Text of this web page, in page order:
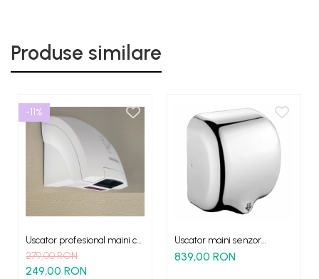
Produse similare
-11%
Uscator profesional maini cu
senzor 1800w
279,00 RON
249,00 RON
Uscator maini senzor
Xtreme - profesional 1800W
cromat lucios
839,00 RON